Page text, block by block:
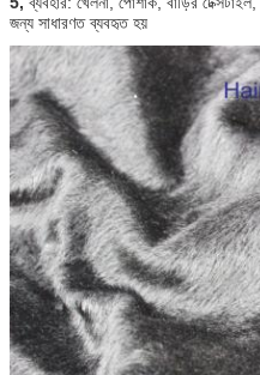
জন্য সাধারণত ব্যবহৃত হয়